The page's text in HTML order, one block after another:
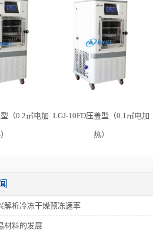
（0.2㎡电加 LGJ-10FD压盖型（0.1㎡电加
热）
解析冷冻干燥预冻速率
材料的发展